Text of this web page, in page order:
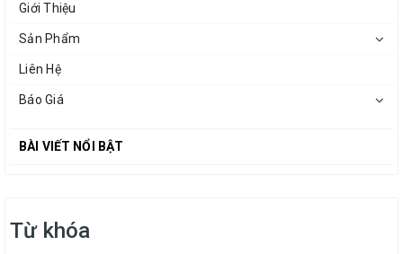
Giới Thiệu
Sản Phẩm
Liên Hệ
Báo Giá
BÀI VIẾT NỔI BẬT
Từ khóa